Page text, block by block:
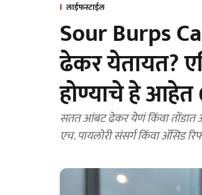
लाईफस्टाईल
Sour Burps
ढेकर येतायत?
होण्याचे हे
सतत आंबट ढेकर येणं किंवा
एच. पायलोरी संसर्ग किंवा ॲसिड